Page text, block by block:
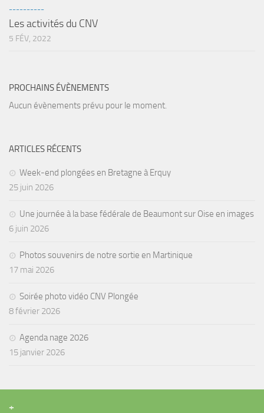
Les Palmes du Lac
----------
Les activités du CNV
5 FÉV, 2022
PROCHAINS ÉVÈNEMENTS
Aucun évènements prévu pour le moment.
ARTICLES RÉCENTS
Week-end plongées en Bretagne à Erquy
25 juin 2026
Une journée à la base fédérale de Beaumont sur Oise en images
6 juin 2026
Photos souvenirs de notre sortie en Martinique
17 mai 2026
Soirée photo vidéo CNV Plongée
8 février 2026
Agenda nage 2026
15 janvier 2026
+